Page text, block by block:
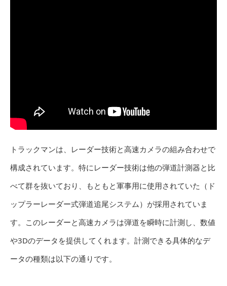
トラックマンは、レーダー技術と高速カメラの組み合わせで
構成されています。特にレーダー技術は他の弾道計測器と比
べて群を抜いており、もともと軍事用に使用されていた（ド
ップラーレーダー式弾道追尾システム）が採用されていま
す。このレーダーと高速カメラは弾道を瞬時に計測し、数値
や3Dのデータを提供してくれます。計測できる具体的なデ
ータの種類は以下の通りです。